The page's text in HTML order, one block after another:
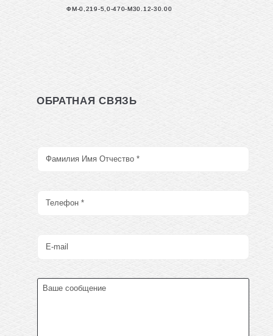
ФМ-0,219-5,0-470-М30.12-30.00
ОБРАТНАЯ СВЯЗЬ